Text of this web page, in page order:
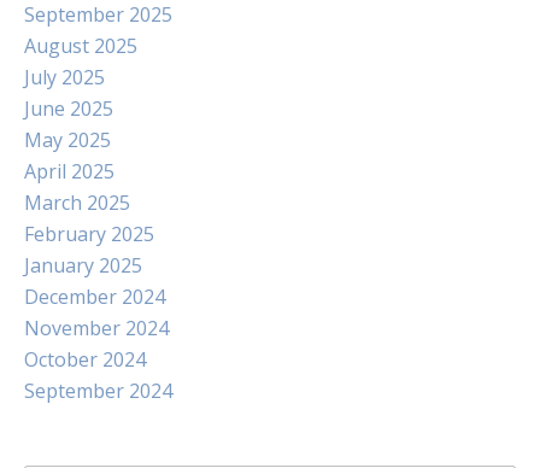
September 2025
August 2025
July 2025
June 2025
May 2025
April 2025
March 2025
February 2025
January 2025
December 2024
November 2024
October 2024
September 2024